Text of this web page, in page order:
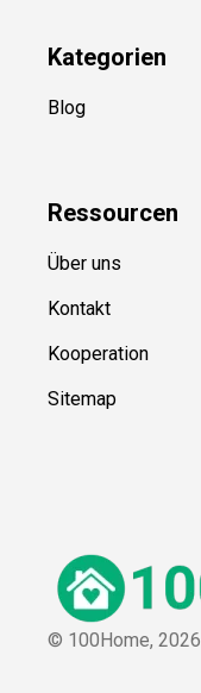
Kategorien
Blog
Ressourcen
Über uns
Kontakt
Kooperation
Sitemap
© 100Home, 2026